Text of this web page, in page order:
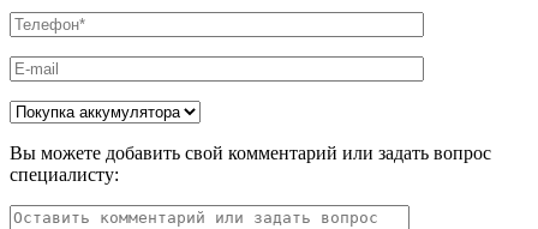
Вы можете добавить свой комментарий или задать вопрос
специалисту: